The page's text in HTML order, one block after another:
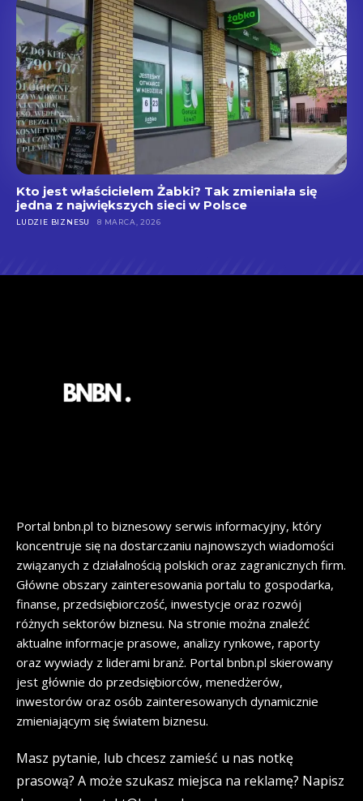
Kto jest właścicielem Żabki? Tak zmieniała się
jedna z największych sieci w Polsce
LUDZIE BIZNESU 8 MARCA, 2026
Portal bnbn.pl to biznesowy serwis informacyjny, który
koncentruje się na dostarczaniu najnowszych wiadomości
związanych z działalnością polskich oraz zagranicznych firm.
Główne obszary zainteresowania portalu to gospodarka,
finanse, przedsiębiorczość, inwestycje oraz rozwój
różnych sektorów biznesu. Na stronie można znaleźć
aktualne informacje prasowe, analizy rynkowe, raporty
oraz wywiady z liderami branż. Portal bnbn.pl skierowany
jest głównie do przedsiębiorców, menedżerów,
inwestorów oraz osób zainteresowanych dynamicznie
zmieniającym się światem biznesu.
Masz pytanie, lub chcesz zamieść u nas notkę
prasową? A może szukasz miejsca na reklamę? Napisz